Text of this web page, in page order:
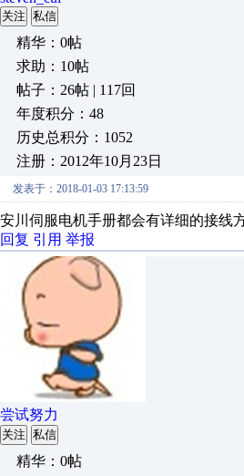
关注 私信
精华：0帖
求助：10帖
帖子：26帖 | 117回
年度积分：48
历史总积分：1052
注册：2012年10月23日
发表于：2018-01-03 17:13:59
安川伺服电机手册都会有详细的接线
回复 引用 举报
尝试努力
关注 私信
精华：0帖